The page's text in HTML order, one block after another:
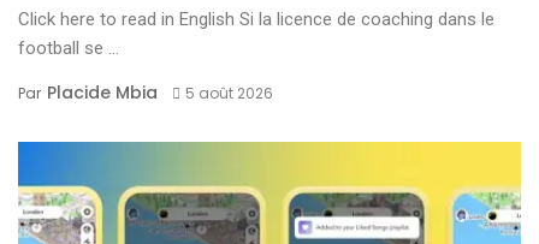
Click here to read in English Si la licence de coaching dans le
football se ...
Par Placide Mbia 5 août 2026